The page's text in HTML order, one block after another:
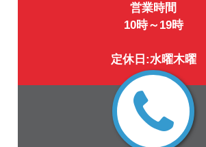
営業時間
10時～19時
定休日:水曜木曜